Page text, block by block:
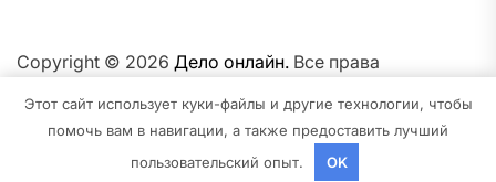
Copyright © 2026 Дело онлайн. Все права
платформеWordPress.
Этот сайт использует куки-файлы и другие технологии, чтобы
помочь вам в навигации, а также предоставить лучший
пользовательский опыт.
OK